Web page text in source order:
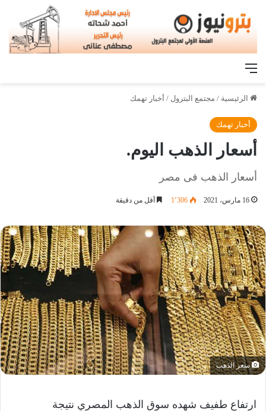
القائمة
الرئيسية / مجتمع البترول / أخبار تهمك
أخبار تهمك
أسعار الذهب اليوم.
أسعار الذهب فى مصر
16 مارس، 2021 1٬306 أقل من دقيقة
سعر الذهب
ارتفاع طفيف شهده سوق الذهب المصري نتيجة